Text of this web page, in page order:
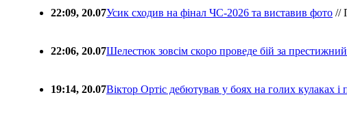
22:09, 20.07Усик сходив на фінал ЧС-2026 та виставив фото //
22:06, 20.07Шелестюк зовсім скоро проведе бій за
19:14, 20.07Віктор Ортіс дебютував у боях на голих кулаках